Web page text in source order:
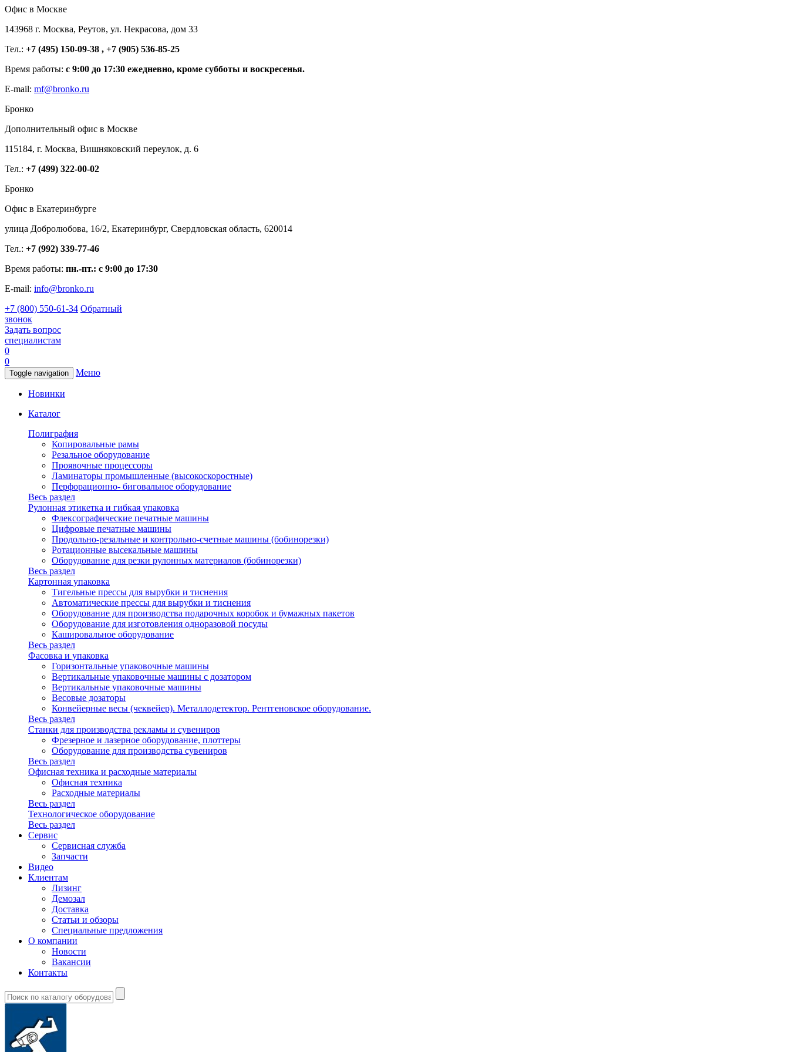
Офис в Москве
143968 г. Москва, Реутов, ул. Некрасова, дом 33
Тел.: +7 (495) 150-09-38 , +7 (905) 536-85-25
Время работы: с 9:00 до 17:30 ежедневно, кроме субботы и воскресенья.
E-mail: mf@bronko.ru
Бронко
Дополнительный офис в Москве
115184, г. Москва, Вишняковский переулок, д. 6
Тел.: +7 (499) 322-00-02
Бронко
Офис в Екатеринбурге
улица Добролюбова, 16/2, Екатеринбург, Свердловская область, 620014
Тел.: +7 (992) 339-77-46
Время работы: пн.-пт.: с 9:00 до 17:30
E-mail: info@bronko.ru
+7 (800) 550-61-34 Обратный
звонок
Задать вопрос
специалистам
0
0
Toggle navigation Меню
Новинки
Каталог
Полиграфия
Копировальные рамы
Резальное оборудование
Проявочные процессоры
Ламинаторы промышленные (высокоскоростные)
Перфорационно- биговальное оборудование
Весь раздел
Рулонная этикетка и гибкая упаковка
Флексографические печатные машины
Цифровые печатные машины
Продольно-резальные и контрольно-счетные машины (бобинорезки)
Ротационные высекальные машины
Оборудование для резки рулонных материалов (бобинорезки)
Весь раздел
Картонная упаковка
Тигельные прессы для вырубки и тиснения
Автоматические прессы для вырубки и тиснения
Оборудование для производства подарочных коробок и бумажных пакетов
Оборудование для изготовления одноразовой посуды
Кашировальное оборудование
Весь раздел
Фасовка и упаковка
Горизонтальные упаковочные машины
Вертикальные упаковочные машины с дозатором
Вертикальные упаковочные машины
Весовые дозаторы
Конвейерные весы (чеквейер). Металлодетектор. Рентгеновское оборудование.
Весь раздел
Станки для производства рекламы и сувениров
Фрезерное и лазерное оборудование, плоттеры
Оборудование для производства сувениров
Весь раздел
Офисная техника и расходные материалы
Офисная техника
Расходные материалы
Весь раздел
Технологическое оборудование
Весь раздел
Сервис
Сервисная служба
Запчасти
Видео
Клиентам
Лизинг
Демозал
Доставка
Статьи и обзоры
Специальные предложения
О компании
Новости
Вакансии
Контакты